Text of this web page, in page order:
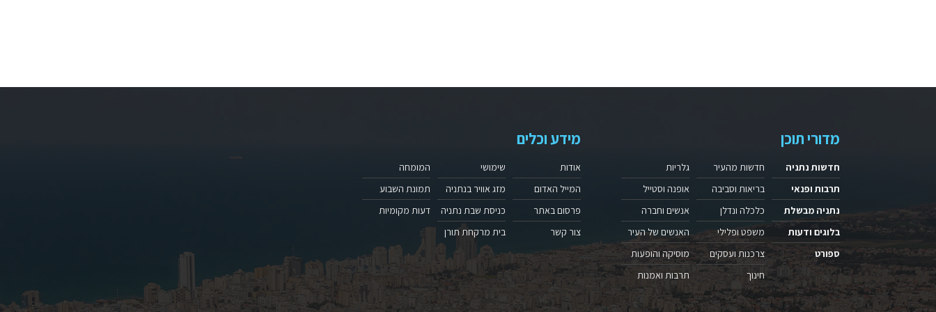
מדורי תוכן
חדשות נתניה
תרבות ופנאי
נתניה מבשלת
בלוגים ודעות
ספורט
חדשות מהעיר
בריאות וסביבה
כלכלה ונדלן
משפט ופלילי
צרכנות ועסקים
חינוך
גלריות
אופנה וסטייל
אנשים וחברה
האנשים של העיר
מוסיקה והופעות
תרבות ואמנות
מידע וכלים
אודות
המייל האדום
פרסום באתר
צור קשר
שימושי
מזג אוויר בנתניה
כניסת שבת נתניה
בית מרקחת תורן
המומחה
תמונת השבוע
דעות מקומיות